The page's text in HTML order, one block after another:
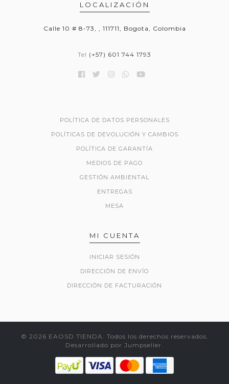
LOCALIZACIÓN
Calle 10 # 8-73, , 111711, Bogota, Colombia
Tel (+57) 601 744 1793
POLÍTICA DE DATOS PERSONALES
POLÍTICAS DE DEVOLUCIÓN Y CAMBIOS
POLÍTICA DE GARANTÍA
MEDIOS DE PAGO
GESTIÓN AMBIENTAL
ENTREGAS
MESA
MI CUENTA
INICIAR SESIÓN
DIRECCIÓN DE ENVÍO
DIRECCIÓN DE FACTURACIÓN
© 2026 EAOSD TIENDA. Todos los derechos reservados.
Desarrollado por Jumpseller .